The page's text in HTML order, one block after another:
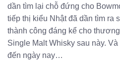
dần tìm lại chỗ đứng cho
tiếp thị kiểu Nhật đã dần tìm ra
thành công đáng kể cho
Single Malt Whisky sau này.
đến ngày nay…